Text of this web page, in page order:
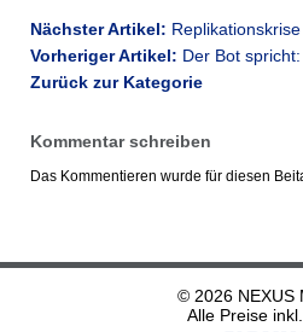
Nächster Artikel:
Vorheriger Artikel: Der Bot
Zurück zur Kategorie
Kommentar schreiben
Das Kommentieren wurde für diesen
© 2026 NEXUS
Alle Preise